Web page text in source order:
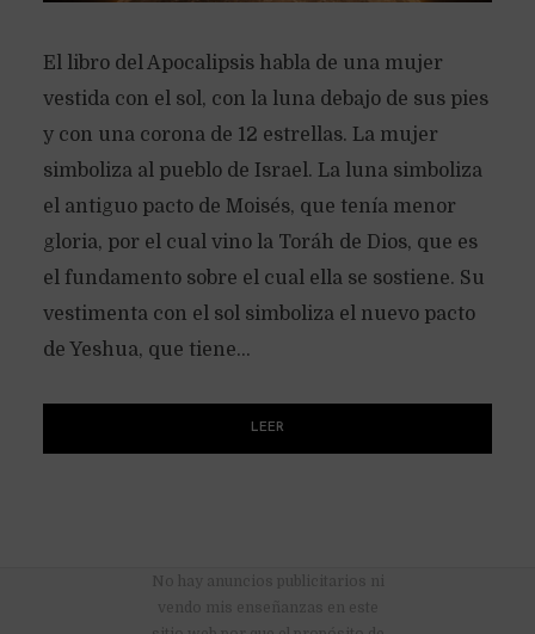
El libro del Apocalipsis habla de una mujer
vestida con el sol, con la luna debajo de sus pies
y con una corona de 12 estrellas. La mujer
simboliza al pueblo de Israel. La luna simboliza
el antiguo pacto de Moisés, que tenía menor
gloria, por el cual vino la Toráh de Dios, que es
el fundamento sobre el cual ella se sostiene. Su
vestimenta con el sol simboliza el nuevo pacto
de Yeshua, que tiene...
LEER
No hay anuncios publicitarios ni
vendo mis enseñanzas en este